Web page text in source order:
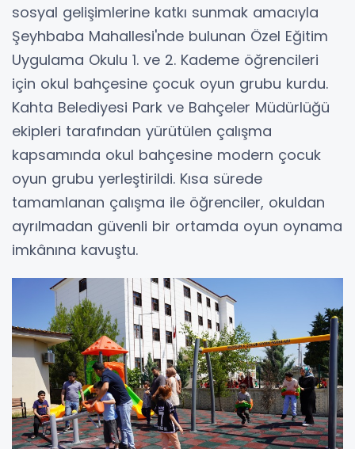
sosyal gelişimlerine katkı sunmak amacıyla
Şeyhbaba Mahallesi'nde bulunan Özel Eğitim
Uygulama Okulu 1. ve 2. Kademe öğrencileri
için okul bahçesine çocuk oyun grubu kurdu.
Kahta Belediyesi Park ve Bahçeler Müdürlüğü
ekipleri tarafından yürütülen çalışma
kapsamında okul bahçesine modern çocuk
oyun grubu yerleştirildi. Kısa sürede
tamamlanan çalışma ile öğrenciler, okuldan
ayrılmadan güvenli bir ortamda oyun oynama
imkânına kavuştu.